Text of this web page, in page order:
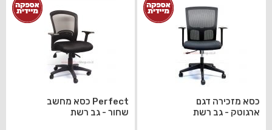
כסא מזכירה דגם
ארגוטק - גב רשת
Perfect כסא מחשב
שחור - גב רשת